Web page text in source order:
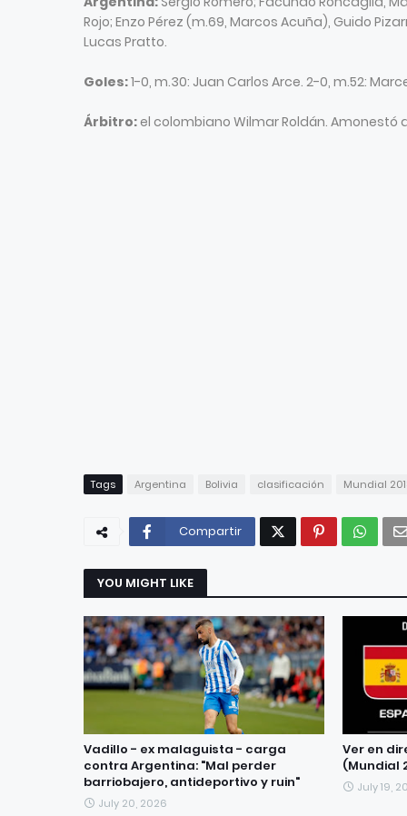
Rojo; Enzo Pérez (m.69, Marcos Acuña), Guido
Lucas Pratto.
Goles:1-0, m.30: Juan Carlos Arce. 2-0, m.52:
Árbitro: el colombiano Wilmar Roldán. Amonestó
Tags Argentina Bolivia clasificación Mundial
Compartir
YOU MIGHT LIKE
Vadillo - ex malaguista - carga
contra Argentina: "Mal perder
barriobajero, antideportivo y ruin"
July 20, 2026
Ver en
(Mundial
July 19,